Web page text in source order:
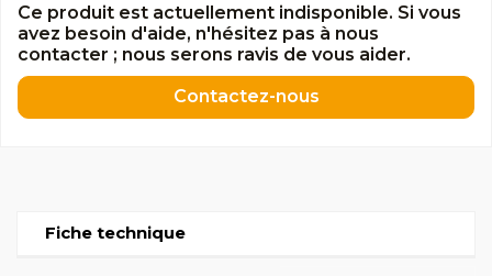
Ce produit est actuellement indisponible. Si vous
avez besoin d'aide, n'hésitez pas à nous
contacter ; nous serons ravis de vous aider.
Contactez-nous
Fiche technique